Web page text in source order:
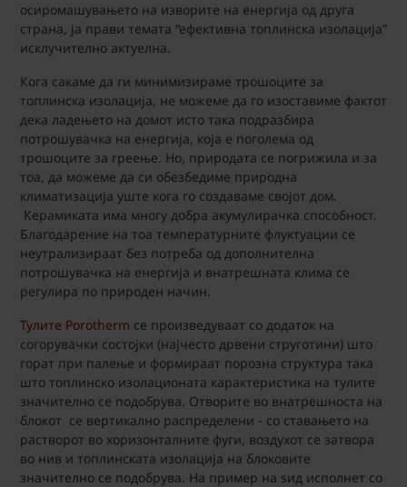
осиромашувањето на изворите на енергија од друга
страна, ја прави темата “ефективна топлинска изолација”
исклучително актуелна.
Кога сакаме да ги минимизираме трошоците за
топлинска изолација, не можеме да го изоставиме фактот
дека ладењето на домот исто така подразбира
потрошувачка на енергија, која е поголема од
трошоците за греење. Но, природата се погрижила и за
тоа, да можеме да си обезбедиме природна
климатизација уште кога го создаваме својот дом.
Керамиката има многу добра акумулирачка способност.
Благодарение на тоа температурните флуктуации се
неутрализираат без потреба од дополнителна
потрошувачка на енергија и внатрешната клима се
регулира по природен начин.
Тулите Porotherm се произведуваат со додаток на
согорувачки состојки (најчесто дрвени струготини) што
горат при палење и формираат порозна структура така
што топлинско изолационата карактеристика на тулите
значително се подобрува. Отворите во внатрешноста на
блокот се вертикално распределени - со ставањето на
растворот во хоризонталните фуги, воздухот се затвора
во нив и топлинската изолација на блоковите
значително се подобрува. На пример на ѕид исполнет со